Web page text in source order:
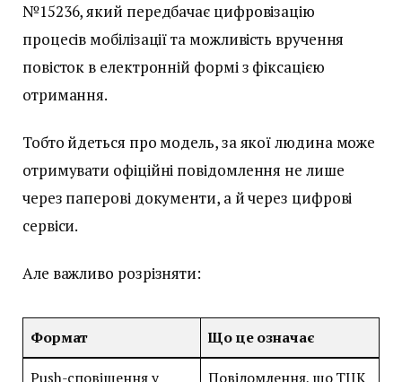
№15236, який передбачає цифровізацію
процесів мобілізації та можливість вручення
повісток в електронній формі з фіксацією
отримання.
Тобто йдеться про модель, за якої людина може
отримувати офіційні повідомлення не лише
через паперові документи, а й через цифрові
сервіси.
Але важливо розрізняти:
Формат Що це означає
Push-сповіщення у Повідомлення, що ТЦК